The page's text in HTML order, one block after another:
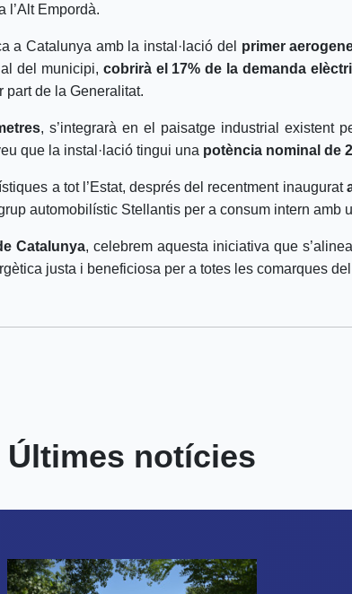
l’Alt Empordà.
a Catalunya amb la instal·lació del primer
del municipi, cobrirà el 17% de la demanda
part de la Generalitat.
, s’integrarà en el paisatge industrial existent
que la instal·lació tingui una potència nominal de
a tot l’Estat, després del recentment inaugurat
automobilístic Stellantis per a consum intern amb
Catalunya, celebrem aquesta iniciativa que
justa i beneficiosa per a totes les comarques
Últimes notícies